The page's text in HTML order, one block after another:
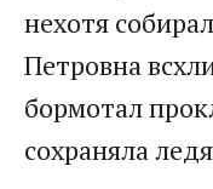
нехотя
Петровна
бормотал
сохраняла